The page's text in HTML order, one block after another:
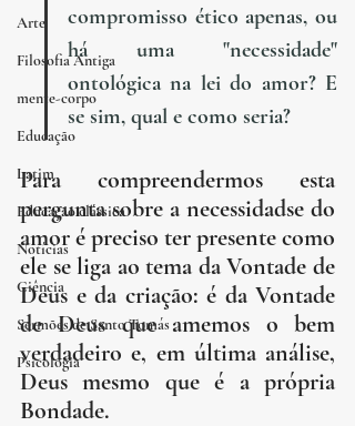
Arte
Filosofia Antiga
mente-corpo
Educação
Latim
Educação clássica
Notícias
Ciência
Sermões de Santo Tomás
Psicologia
compromisso ético apenas, ou
há uma "necessidade"
ontológica na lei do amor? E
se sim, qual e como seria?
Para compreendermos esta
pergunta sobre a necessidadse do
amor é preciso ter presente como
ele se liga ao tema da Vontade de
Deus e da criação: é da Vontade
de Deus que amemos o bem
verdadeiro e, em última análise,
Deus mesmo que é a própria
Bondade.